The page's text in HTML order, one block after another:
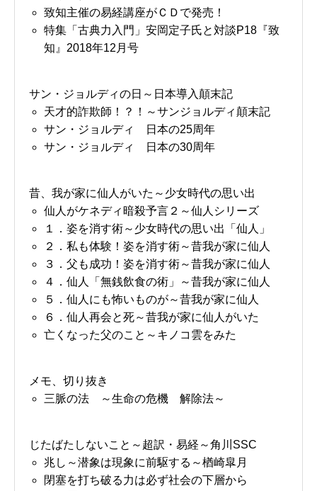
致知主催の易経講座がＣＤで発売！
特集「古典力入門」安岡定子氏と対談P18『致
知』2018年12月号
サン・ジョルディの日～日本導入顛末記
天才的詐欺師！？！～サンジョルディ顛末記
サン・ジョルディ 日本の25周年
サン・ジョルディ 日本の30周年
昔、我が家に仙人がいた～少女時代の思い出
仙人がケネディ暗殺予言２～仙人シリーズ
１．姿を消す術～少女時代の思い出「仙人」
２．私も体験！姿を消す術～昔我が家に仙人
３．父も成功！姿を消す術～昔我が家に仙人
４．仙人「無銭飲食の術」～昔我が家に仙人
５．仙人にも怖いものが～昔我が家に仙人
６．仙人再会と死～昔我が家に仙人がいた
亡くなった父のこと～キノコ雲をみた
メモ、切り抜き
三脈の法 ～生命の危機 解除法～
じたばたしないこと～超訳・易経～角川SSC
兆し～潜象は現象に前駆する～楢崎皐月
閉塞を打ち破る力は必ず社会の下層から